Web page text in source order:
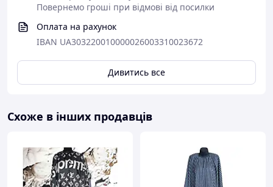
Повернемо гроші при відмові від посилки
Оплата на рахунок
IBAN UA303220010000026003310023672
Дивитись все
Схоже в інших продавців